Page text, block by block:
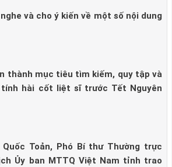
và cho ý kiến về một số nội dung
thành mục tiêu tìm kiếm, quy tập và
hài cốt liệt sĩ trước Tết Nguyên
Toản, Phó Bí thư Thường trực
Ủy ban MTTQ Việt Nam tỉnh trao